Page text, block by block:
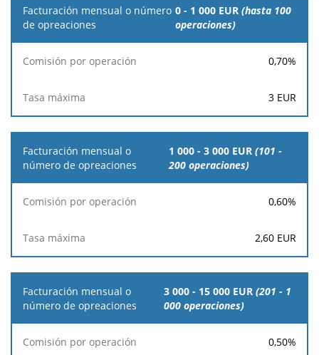
Facturación
mensual o
por
operación
0 - 1 000 EUR (hasta 100
operaciones)
0,70%
3 EUR
1 000 - 3 000 EUR (101 -
200 operaciones)
0,60%
2,60 EUR
3 000 - 15 000 EUR(201 - 1
000 operaciones)
0,50%